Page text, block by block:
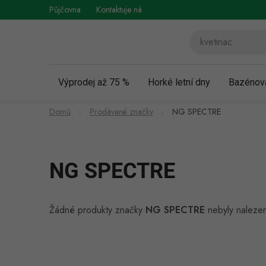
na
Půjčovna Kontaktuje nás
Výprodej až 75 % Horké letní dny
Domů Prodávané značky NG SPECTRE
NG SPECTRE
Žádné produkty značky NG SPECTRE nebyly